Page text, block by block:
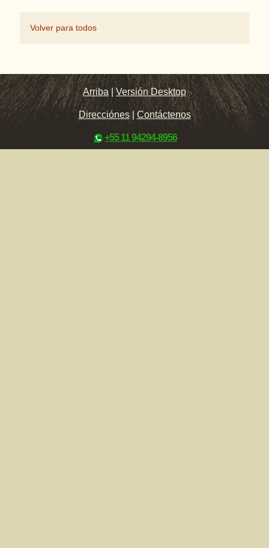
Volver para todos
Arriba |Versión Desktop
Direcciónes| Contáctenos
+55 11 94294-8956